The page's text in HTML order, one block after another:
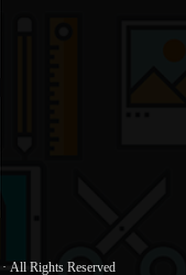
· All Rights Reserved